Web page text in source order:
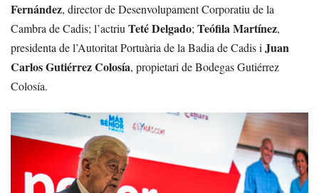
Fernández, director de Desenvolupament Corporatiu de la
Cambra de Cadis; l’actriuTeté Delgado;Teófila Martínez,
presidenta de l’Autoritat Portuària de la Badia de Cadis iJuan
Carlos Gutiérrez Colosía, propietari de Bodegas Gutiérrez
Colosía.